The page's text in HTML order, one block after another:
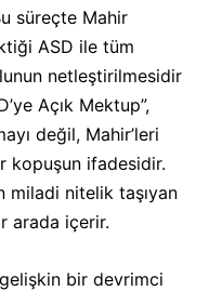
süreçte Mahir
ASD ile tüm
netleştirilmesidir
Açık Mektup”,
değil, Mahir’leri
kopuşun ifadesidir.
miladi nitelik taşıyan
arada içerir.
bir devrimci